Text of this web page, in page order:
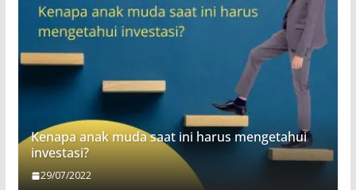
Kenapa anak muda saat ini harus mengetahui
investasi?
29/07/2022